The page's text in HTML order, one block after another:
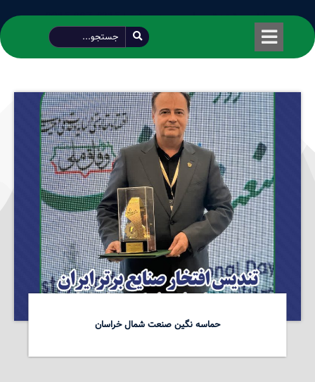
طراحی شده توسط محمود سیفی | 4215 887 0915
حماسه نگین صنعت شمال خراسان